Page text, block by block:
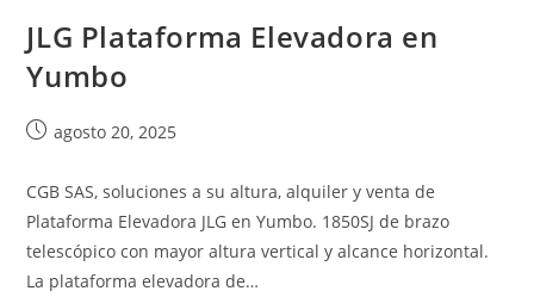
JLG Plataforma Elevadora en
Yumbo
agosto 20, 2025
CGB SAS, soluciones a su altura, alquiler y venta de
Plataforma Elevadora JLG en Yumbo. 1850SJ de brazo
telescópico con mayor altura vertical y alcance horizontal.
La plataforma elevadora de…